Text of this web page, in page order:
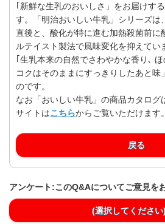
｢新鮮な生乳のおいしさ」をお届けす
す。「明治おいしい牛乳」シリーズは
直後と、酸化が特に進む加熱殺菌前に
ルテイスト製法で風味変化を抑えてい
｢生乳本来の自然でさわやかな香り､
コクはそのままにすっきりしたあと味
のです。
なお「おいしい牛乳」の商品カタログ
サイトはこちらからご覧いただけます。
戻る
アンケート:このQ&Aについてご意見を
(選択してください